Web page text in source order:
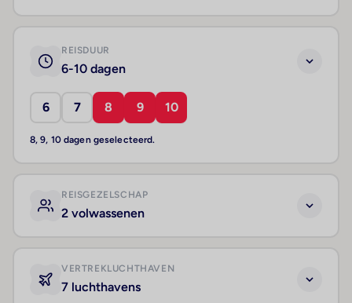
REISDUUR
6-10 dagen
6 7 8 9 10
8, 9, 10 dagen geselecteerd.
REISGEZELSCHAP
2 volwassenen
VERTREKLUCHTHAVEN
7 luchthavens